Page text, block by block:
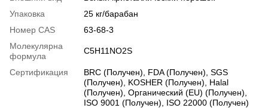
Упаковка
25 кг/барабан
Номер CAS
63-68-3
Молекулярна
формула
C5H11NO2S
Сертификация
BRC (Получен), FDA (Получен), SGS
(Получен), KOSHER (Получен), Halal
(Получен), Органический (EU) (Получен),
ISO 9001 (Получен), ISO 22000 (Получен)